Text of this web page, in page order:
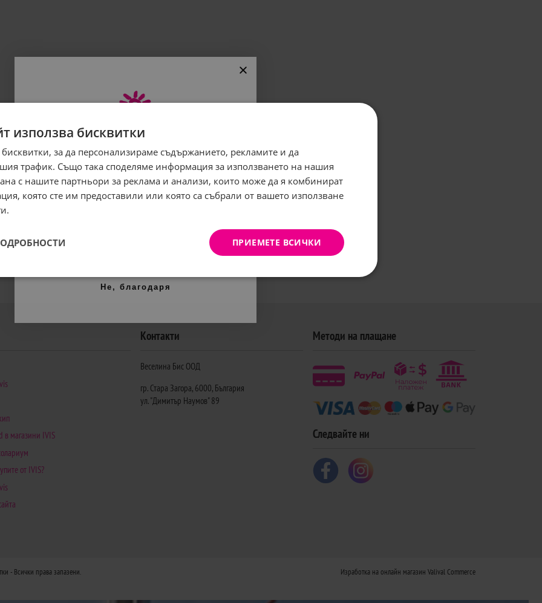
в магазини IVIS
от IVIS?
Контакти
Веселина Бис ООД
гр. Стара Загора, 6000, България
ул. "Димитър Наумов" 89
Методи на плащане
Следвайте ни
- Всички права запазени. Изработка на онлайн магазин Valival Commerce
използва бисквитки
за да персонализираме съдържанието, рекламите и да
трафик. Също така споделяме информация за използването на нашия
с нашите партньори за реклама и анализи, които може да я комбинират
която сте им предоставили или която са събрали от вашето използване
ПРИЕМЕТЕ ВСИЧКИ
Абонирайте се за бюлетина
и грабнете-5%отстъпка!
Имейл:
Не, благодаря